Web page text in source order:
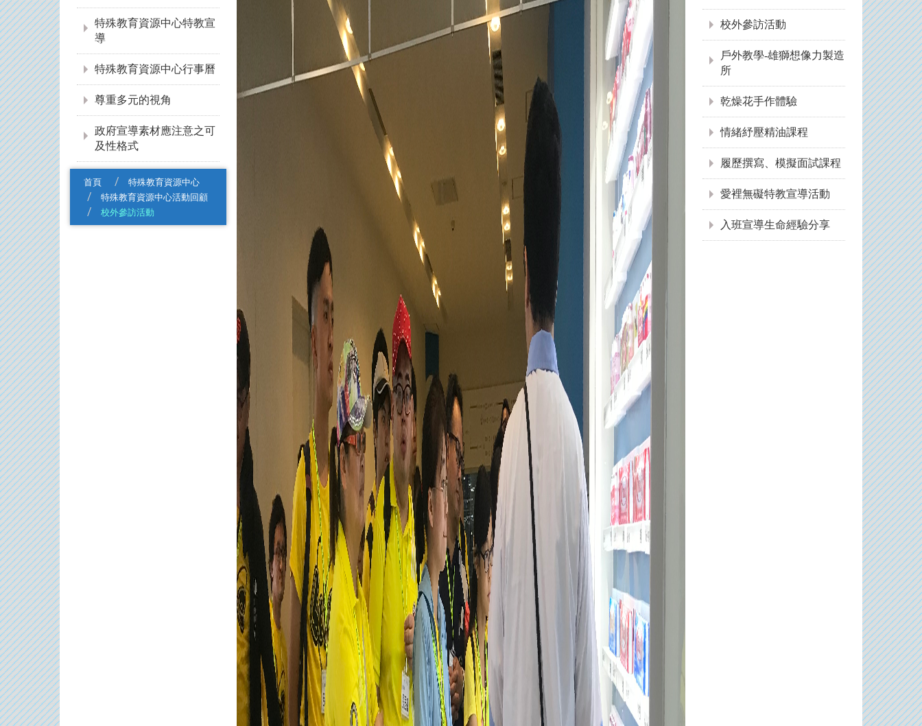
特殊教育資源中心特教宣
導
特殊教育資源中心行事曆
尊重多元的視角
政府宣導素材應注意之可
及性格式
首頁
特殊教育資源中心
特殊教育資源中心活動回顧
校外參訪活動
校外參訪活動
戶外教學-雄獅想像力製造
所
乾燥花手作體驗
情緒紓壓精油課程
履歷撰寫、模擬面試課程
愛裡無礙特教宣導活動
入班宣導生命經驗分享